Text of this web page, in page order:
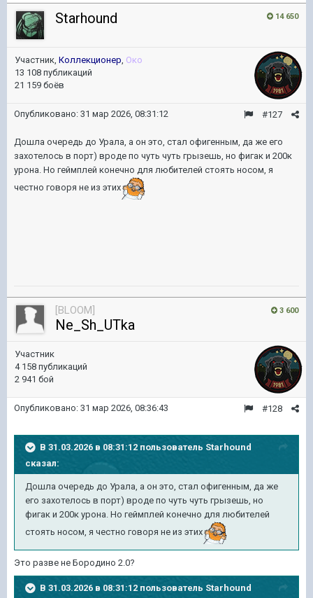
14 650
Starhound
Участник, Коллекционер, Око
13 108 публикаций
21 159 боёв
#127
Опубликовано: 31 мар 2026, 08:31:12
Дошла очередь до Урала, а он это, стал офигенным, да же его
захотелось в порт) вроде по чуть чуть грызешь, но фигак и 200к
урона. Но геймплей конечно для любителей стоять носом, я
честно говоря не из этих
3 600
[BLOOM]
Ne_Sh_UTka
Участник
4 158 публикаций
2 941 бой
#128
Опубликовано: 31 мар 2026, 08:36:43
В 31.03.2026 в 08:31:12 пользователь Starhound
сказал:
Дошла очередь до Урала, а он это, стал офигенным, да же
его захотелось в порт) вроде по чуть чуть грызешь, но
фигак и 200к урона. Но геймплей конечно для любителей
стоять носом, я честно говоря не из этих
Это разве не Бородино 2.0?
В 31.03.2026 в 08:31:12 пользователь Starhound